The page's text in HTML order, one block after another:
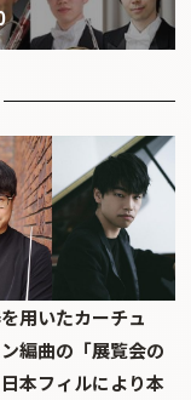
用いたカーチュ
編曲の「展覧会の
本フィルにより本